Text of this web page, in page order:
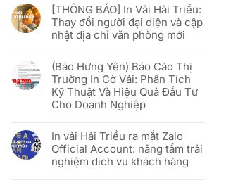
Quyết
định
chiến
lược
để
khách
hàng
Việt
tốt
hơn
bình
luận
Ưu
đãi
sắc
đỏ
sao
vàng”
–
Mừng
Ngày
Thống
nhất
đất
nước
[THÔNG BÁO] In Vải Hải Triều:
Thay đổi người đại diện và cập
nhật địa chỉ văn phòng mới
bình
luận
[THÔNG
BÁO]
In
Triều:
Thay
đổi
người
đại
(Báo Hưng Yên) Báo Cáo Thị
Trường In Cờ Vải: Phân Tích
Kỹ Thuật Và Hiệu Quả Đầu Tư
Cho Doanh Nghiệp
bình
luận
ở
(Báo
Hưng
In vải Hải Triều ra mắt Zalo
Official Account: nâng tầm trải
nghiệm dịch vụ khách hàng